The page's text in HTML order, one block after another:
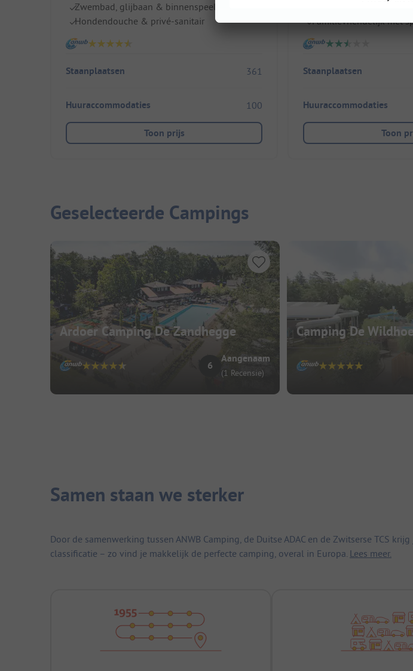
Zwembad, glijbaan & binnenspeeltuin
Hondendouche & privé-sanitair
Staanplaatsen 361
Huuraccommodaties 100
Toon prijs
Familievriendelijk met
Staanplaatsen
Huuraccommodaties
Toon
Geselecteerde Campings
Ardoer Camping De Zandhegge
6
Aangenaam
(1 Recensie)
Camping De
Samen staan we sterker
Door de samenwerking tussen ANWB Camping, de Duitse ADAC en de Zwitserse TCS
classificatie – zo vind je makkelijk de perfecte camping, overal in Europa. Lees meer.